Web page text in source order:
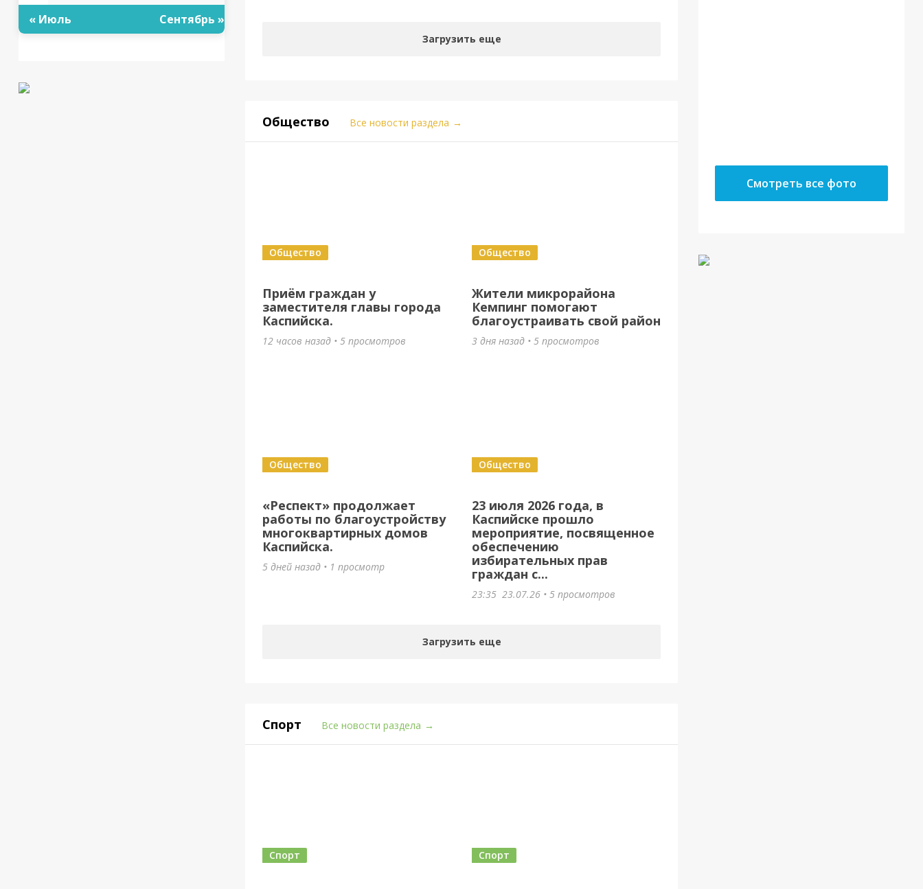
« Июль
Сентябрь »
Загрузить еще
Общество Все новости раздела →
Приём граждан у
заместителя главы города
Каспийска.
Общество
12 часов назад • 5 просмотров
Жители микрорайона
Кемпинг помогают
благоустраивать свой район
Общество
3 дня назад • 5 просмотров
«Респект» продолжает
работы по благоустройству
многоквартирных домов
Каспийска.
Общество
5 дней назад • 1 просмотр
23 июля 2026 года, в
Каспийске прошло
мероприятие, посвященное
обеспечению
избирательных прав
граждан с...
Общество
23:35 23.07.26 • 5 просмотров
Загрузить еще
Спорт Все новости раздела →
Спорт Спорт
Смотреть все фото